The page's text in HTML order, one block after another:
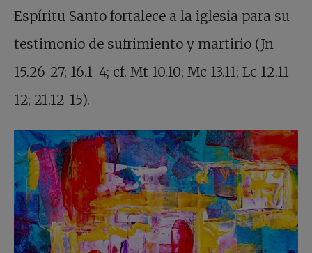
Espíritu Santo fortalece a la iglesia para su
testimonio de sufrimiento y martirio (Jn
15.26-27; 16.1-4; cf. Mt 10.10; Mc 13.11; Lc 12.11-
12; 21.12-15).